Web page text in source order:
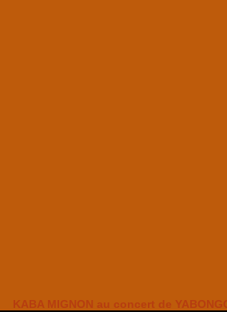
KABA MIGNON au concert de